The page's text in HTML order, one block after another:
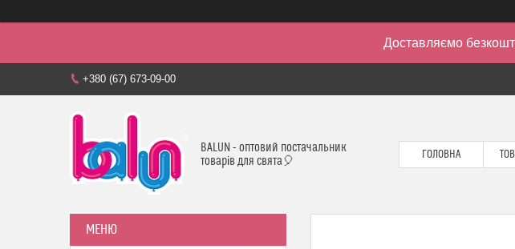
Доставляємо
+380 (67) 673-09-00
BALUN - оптовий постачальник
товарів для свята🎈
ГОЛОВНА